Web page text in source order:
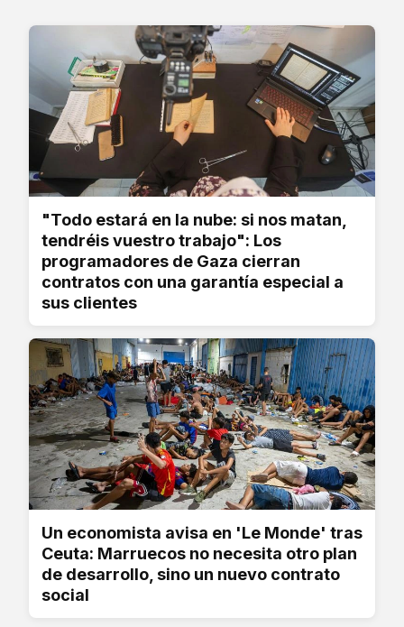
"Todo estará en la nube: si nos matan,
tendréis vuestro trabajo": Los
programadores de Gaza cierran
contratos con una garantía especial a
sus clientes
Un economista avisa en 'Le Monde' tras
Ceuta: Marruecos no necesita otro plan
de desarrollo, sino un nuevo contrato
social